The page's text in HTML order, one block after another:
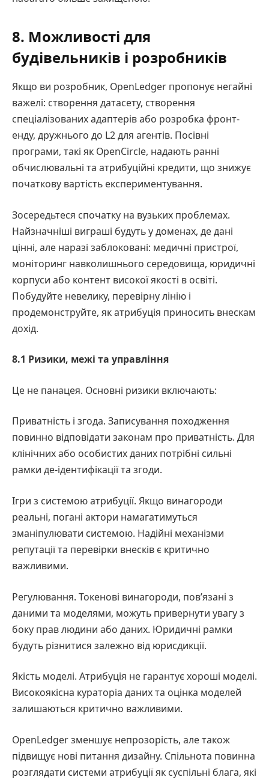
8. Можливості для
будівельників і розробників
Якщо ви розробник, OpenLedger пропонує негайні
важелі: створення датасету, створення
спеціалізованих адаптерів або розробка фронт-
енду, дружнього до L2 для агентів. Посівні
програми, такі як OpenCircle, надають ранні
обчислювальні та атрибуційні кредити, що знижує
початкову вартість експериментування.
Зосередьтеся спочатку на вузьких проблемах.
Найзначніші виграші будуть у доменах, де дані
цінні, але наразі заблоковані: медичні пристрої,
моніторинг навколишнього середовища, юридичні
корпуси або контент високої якості в освіті.
Побудуйте невелику, перевірну лінію і
продемонструйте, як атрибуція приносить внескам
дохід.
8.1 Ризики, межі та управління
Це не панацея. Основні ризики включають:
Приватність і згода. Записування походження
повинно відповідати законам про приватність. Для
клінічних або особистих даних потрібні сильні
рамки де-ідентифікації та згоди.
Ігри з системою атрибуції. Якщо винагороди
реальні, погані актори намагатимуться
зманіпулювати системою. Надійні механізми
репутації та перевірки внесків є критично
важливими.
Регулювання. Токенові винагороди, пов’язані з
даними та моделями, можуть привернути увагу з
боку прав людини або даних. Юридичні рамки
будуть різнитися залежно від юрисдикції.
Якість моделі. Атрибуція не гарантує хороші моделі.
Високоякісна кураторіа даних та оцінка моделей
залишаються критично важливими.
OpenLedger зменшує непрозорість, але також
підвищує нові питання дизайну. Спільнота повинна
розглядати системи атрибуції як суспільні блага, які